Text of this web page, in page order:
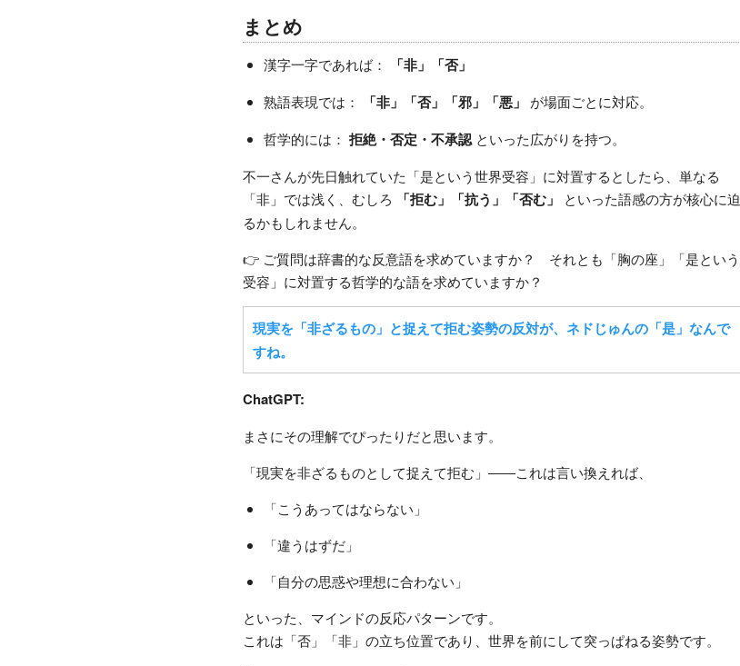
まとめ
漢字一字であれば： 「非」「否」
熟語表現では： 「非」「否」「邪」「悪」
が場面ごとに対応。
哲学的には： 拒絶・否定・不承認といった広がりを持つ。
不一さんが先日触れていた「是という世界受容」に対置するとしたら、単なる
「非」では浅く、むしろ
「拒む」「抗う」「否む」
といった語感の方が核心に迫
るかもしれません。
👉 ご質問は辞書的な反意語を求めていますか？ それとも「胸の座」「是という
受容」に対置する哲学的な語を求めていますか？
現実を「非ざるもの」と捉えて拒む姿勢の反対が、ネドじゅんの「是」なんで
すね。
ChatGPT:
まさにその理解でぴったりだと思います。
「現実を非ざるものとして捉えて拒む」――これは言い換えれば、
「こうあってはならない」
「違うはずだ」
「自分の思惑や理想に合わない」
といった、マインドの反応パターンです。
これは「否」「非」の立ち位置であり、世界を前にして突っぱねる姿勢です。